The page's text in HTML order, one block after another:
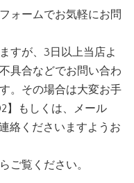
ォームでお気軽にお問
すが、3日以上当店よ
具合などでお問い合わ
。その場合は大変お手
】もしくは、メール
絡くださいますようお
ご覧ください。